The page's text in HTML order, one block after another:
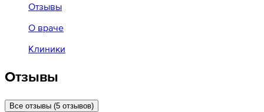
Отзывы
О враче
Клиники
Отзывы
Все отзывы (5 отзывов)